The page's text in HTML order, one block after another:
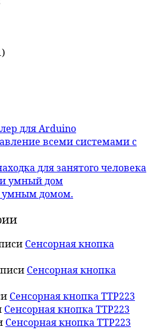
для Arduino
всеми системами с
для занятого человека
умный дом
умным домом.
Сенсорная кнопка
Сенсорная кнопка
Сенсорная кнопка TTP223
Сенсорная кнопка TTP223
Сенсорная кнопка TTP223